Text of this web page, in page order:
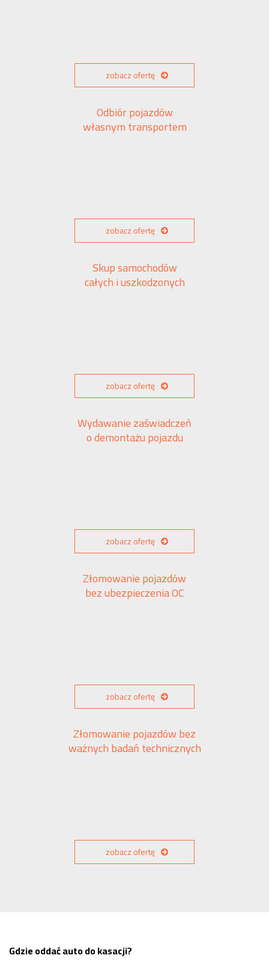
zobacz ofertę
Odbiór pojazdów
własnym transportem
zobacz ofertę
Skup samochodów
całych i uszkodzonych
zobacz ofertę
Wydawanie zaświadczeń
o demontażu pojazdu
zobacz ofertę
Złomowanie pojazdów
bez ubezpieczenia OC
zobacz ofertę
Złomowanie pojazdów bez
ważnych badań technicznych
zobacz ofertę
Gdzie oddać auto do kasacji?